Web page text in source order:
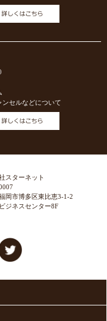
セルなどについて
スターネット
岡市博多区東比恵3-1-2
ジネスセンター8F